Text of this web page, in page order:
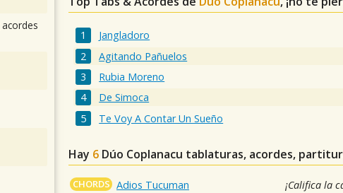
Jangladoro
Agitando Pañuelos
Rubia Moreno
De Simoca
Te Voy A Contar Un Sueño
Hay 6 Dúo Coplanacu tablaturas, acordes,
CHORDS Adios Tucuman ¡Califica la
acordes